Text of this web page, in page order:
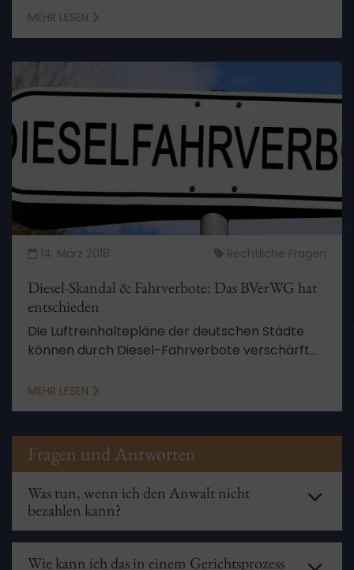
MEHR LESEN
14. März 2018 Rechtliche Fragen
Diesel-Skandal & Fahrverbote: Das BVerWG hat
entschieden
Die Luftreinhaltepläne der deutschen Städte
können durch Diesel-Fahrverbote verschärft
MEHR LESEN
Fragen und Antworten
Was tun, wenn ich den Anwalt nicht
bezahlen kann?
Hier greift Ihnen die Beratungshilfe unter die Arme.
einen Beratungsschein. Mit diesem können Sie einen
Wie kann ich das in einem Gerichtsprozess